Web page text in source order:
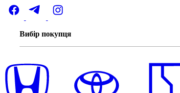
Вибір покупця